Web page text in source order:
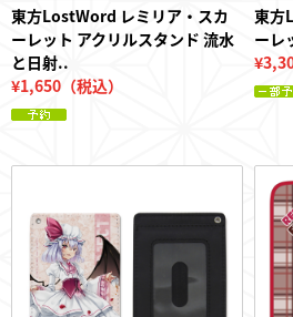
ご利用案内
決済・配送
お問い合わせ
東方LostWord レミリア・スカ
ーレット アクリルスタンド 流水
と日射..
¥1,650（税込）
東方
ーレ